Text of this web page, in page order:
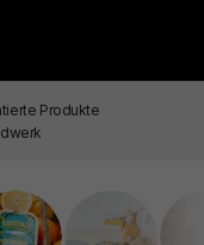
Produkte